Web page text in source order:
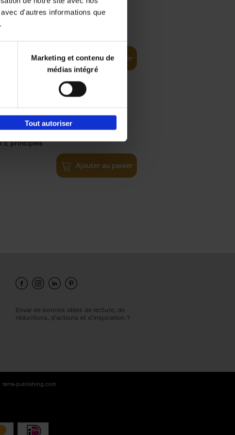
d'autres informations que
Marketing et contenu de
médias intégré
Tout autoriser
Ajouter au panier
E principles €34,99
Ajouter au panier
Envie de bonnes idées de lecture, de
réductions, d’actions et d’inspiration ?
terra-publishing.com